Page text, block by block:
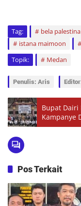
Tag: bela palestina
istana maimoon
Topik:
Medan
Penulis: Aris
Bupat Dairi
Kampanye
Pos Terkait